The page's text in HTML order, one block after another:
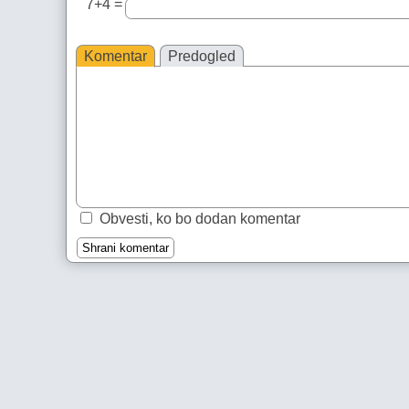
7+4 =
Komentar Predogled
Obvesti, ko bo dodan komentar